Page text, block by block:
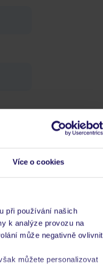
Více o cookies
při používání našich
k analýze provozu na
může negativně ovlivnit
můžete personalizovat
24/7